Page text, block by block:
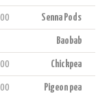
Senna Pods
Baobab
Chickpea
Pigeon pea